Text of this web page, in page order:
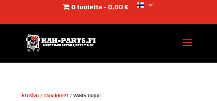
0 tuotetta 0,00 €
Etusivu/Tarvikkeet/ VABIS nuppi